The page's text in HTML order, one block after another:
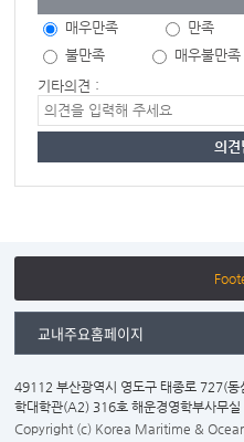
매우만족 만족
불만족
매우불만족
기타의견 :
교내주요홈페이지
49112 부산광역시 영도구 태종로 727(동
학대학관(A2) 316호 해운경영학부사무실
Copyright (c) Korea Maritime &